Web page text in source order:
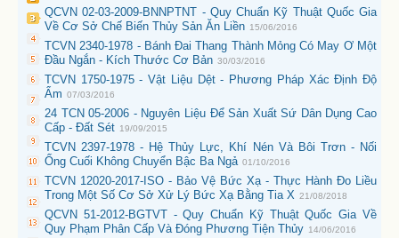
QCVN 02-03-2009-BNNPTNT - Quy Chuẩn Kỹ Thuật Quốc Gia
Về Cơ Sở Chế Biến Thủy Sản Ăn Liền 15/06/2016
TCVN 2340-1978 - Bánh Đai Thang Thành Mỏng Có May Ơ Một
Đầu Ngắn - Kích Thước Cơ Bản 30/03/2016
TCVN 1750-1975 - Vật Liệu Dệt - Phương Pháp Xác Định Độ
Ẩm 07/03/2016
24 TCN 05-2006 - Nguyên Liệu Để Sản Xuất Sứ Dân Dụng Cao
Cấp - Đất Sét 19/09/2015
TCVN 2397-1978 - Hệ Thủy Lực, Khí Nén Và Bôi Trơn - Nối
Ống Cuối Không Chuyển Bậc Ba Ngả 01/10/2016
TCVN 12020-2017-ISO - Bảo Vệ Bức Xạ - Thực Hành Đo Liều
Trong Một Số Cơ Sở Xử Lý Bức Xạ Bằng Tia X 21/08/2018
QCVN 51-2012-BGTVT - Quy Chuẩn Kỹ Thuật Quốc Gia Về
Quy Phạm Phân Cấp Và Đóng Phương Tiện Thủy 14/06/2016